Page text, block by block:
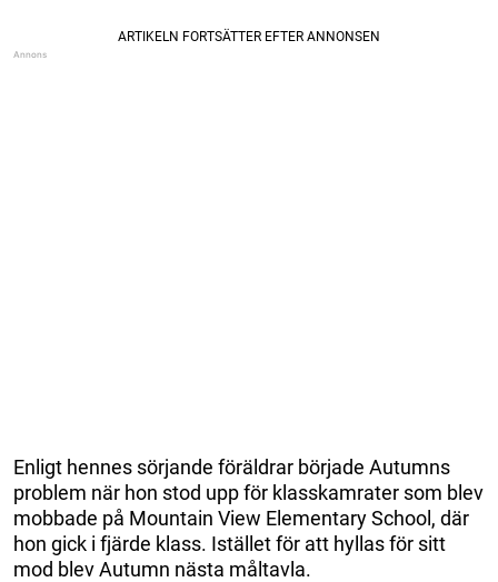
Enligt hennes sörjande föräldrar började Autumns
problem när hon stod upp för klasskamrater som blev
mobbade på Mountain View Elementary School, där
hon gick i fjärde klass. Istället för att hyllas för sitt
mod blev Autumn nästa måltavla.